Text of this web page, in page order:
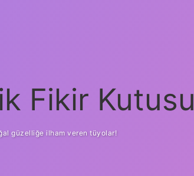
Fikir Kutusu
güzelliğe ilham veren tüyolar!